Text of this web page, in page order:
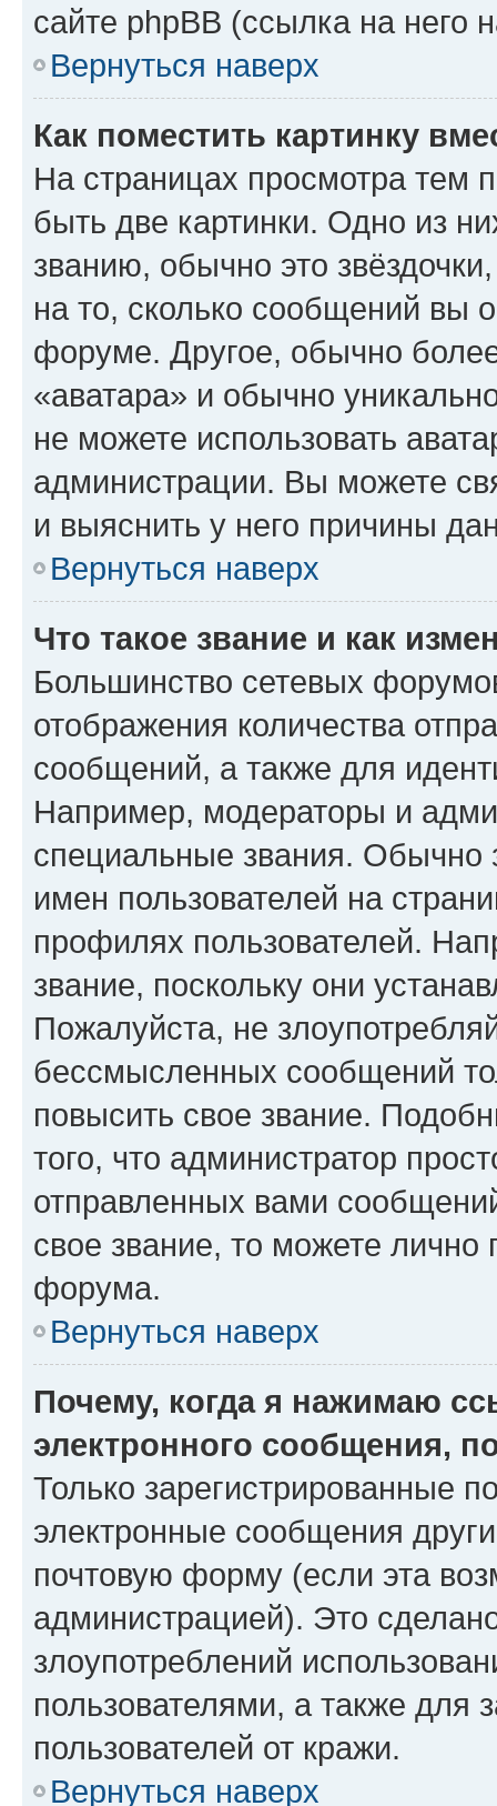
сайте phpBB (ссылка на него
Вернуться наверх
Как поместить картинку
На страницах просмотра тем
быть две картинки. Одно из
званию, обычно это
на то, сколько сообщений вы
форуме. Другое, обычно
«аватара» и обычно
не можете использовать
администрации. Вы можете
и выяснить у него причины
Вернуться наверх
Что такое звание и как
Большинство сетевых
отображения количества
сообщений, а также для
Например, модераторы и
специальные звания. Обычно
имен пользователей на
профилях пользователей.
звание, поскольку они
Пожалуйста, не
бессмысленных сообщений
повысить свое звание.
того, что администратор
отправленных вами
свое звание, то можете лично
форума.
Вернуться наверх
Почему, когда я нажимаю
электронного сообщения,
Только зарегистрированные
электронные сообщения
почтовую форму (если эта
администрацией). Это
злоупотреблений
пользователями, а также для
пользователей от кражи.
Вернуться наверх